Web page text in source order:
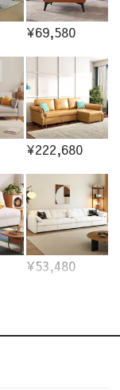
¥69,580
¥222,680
¥53,480